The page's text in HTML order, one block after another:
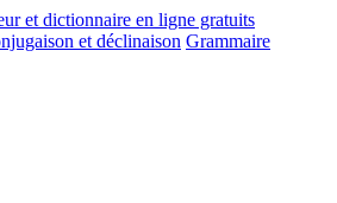
et déclinaison Grammaire